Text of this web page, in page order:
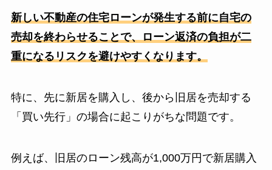
新しい不動産の住宅ローンが発生する前に自宅の
売却を終わらせることで、ローン返済の負担が二
重になるリスクを避けやすくなります。
特に、先に新居を購入し、後から旧居を売却する
「買い先行」の場合に起こりがちな問題です。
例えば、旧居のローン残高が1,000万円で新居購入